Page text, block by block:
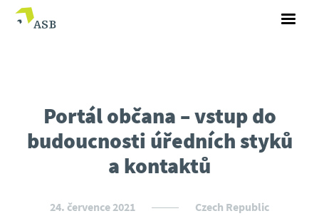
Portál občana – vstup do
budoucnosti úředních styků
a kontaktů
24. července 2021 Czech Republic